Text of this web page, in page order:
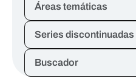
Áreas temáticas
Series discontinuadas
Buscador